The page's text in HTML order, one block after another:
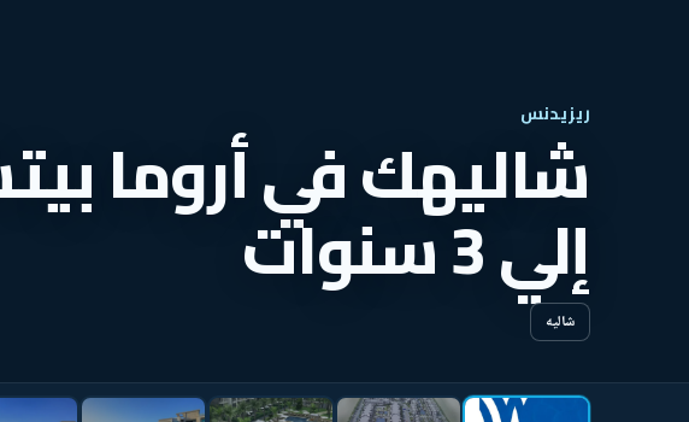
ريزيدنس
شاليهك في أروما
إلي 3 سنوات
شاليه